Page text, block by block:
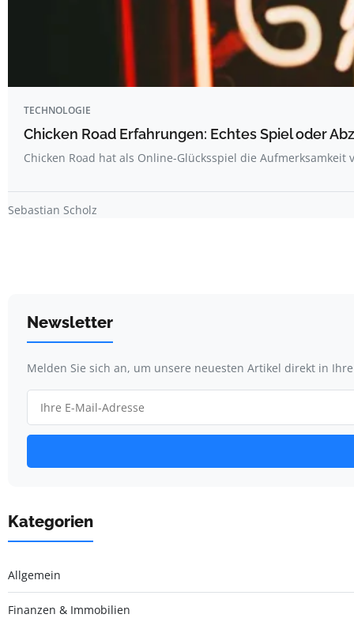
TECHNOLOGIE
Chicken Road Erfahrungen: Echtes Spiel oder
Chicken Road hat als Online-Glücksspiel die Aufmerksamkeit
Sebastian Scholz
Newsletter
Melden Sie sich an, um unsere neuesten Artikel direkt in
Kategorien
Allgemein
Finanzen & Immobilien